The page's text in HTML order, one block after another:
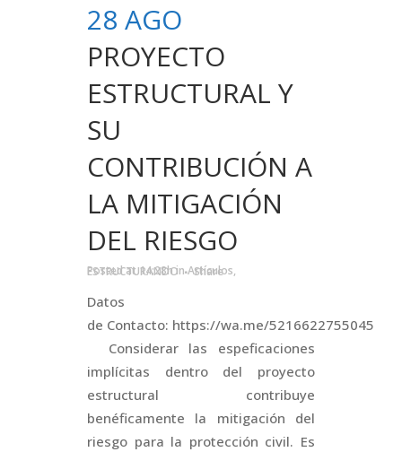
28 AGO
PROYECTO
ESTRUCTURAL Y
SU
CONTRIBUCIÓN A
LA MITIGACIÓN
DEL RIESGO
Posted at 14:28hinArtículos,
ESTRUCTURANDO Share
Datos
de Contacto: https://wa.me/5216622755045
Considerar las espeficaciones
implícitas dentro del proyecto
estructural contribuye
benéficamente la mitigación del
riesgo para la protección civil. Es